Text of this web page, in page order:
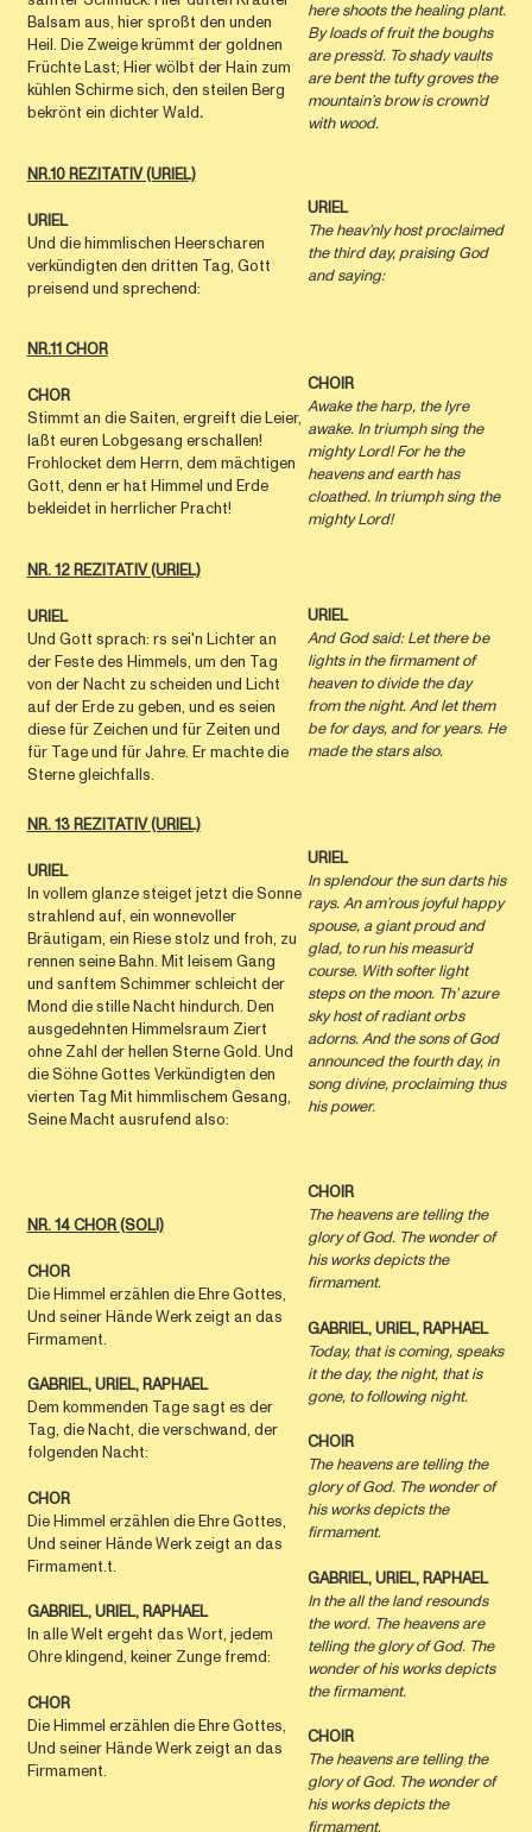
Balsam aus, hier sproßt den unden
Heil. Die Zweige krümmt der goldnen
Früchte Last; Hier wölbt der Hain zum
kühlen Schirme sich, den steilen Berg
bekrönt ein dichter Wald.
here shoots the healing plant.
By loads of fruit the boughs
are press’d. To shady vaults
are bent the tufty groves the
mountain’s brow is crown’d
with wood.
NR.10 REZITATIV (URIEL)
URIEL
Und die himmlischen Heerscharen
verkündigten den dritten Tag, Gott
preisend und sprechend:
URIEL
The heav’nly host proclaimed
the third day, praising God
and saying:
NR.11 CHOR
CHOR
Stimmt an die Saiten, ergreift die Leier,
laßt euren Lobgesang erschallen!
Frohlocket dem Herrn, dem mächtigen
Gott, denn er hat Himmel und Erde
bekleidet in herrlicher Pracht!
CHOIR
Awake the harp, the lyre
awake. In triumph sing the
mighty Lord! For he the
heavens and earth has
cloathed. In triumph sing the
mighty Lord!
NR. 12 REZITATIV (URIEL)
URIEL
Und Gott sprach: rs sei'n Lichter an
der Feste des Himmels, um den Tag
von der Nacht zu scheiden und Licht
auf der Erde zu geben, und es seien
diese für Zeichen und für Zeiten und
für Tage und für Jahre. Er machte die
Sterne gleichfalls.
URIEL
And God said: Let there be
lights in the ﬁrmament of
heaven to divide the day
from the night. And let them
be for days, and for years. He
made the stars also.
NR. 13 REZITATIV (URIEL)
URIEL
In vollem glanze steiget jetzt die Sonne
strahlend auf, ein wonnevoller
Bräutigam, ein Riese stolz und froh, zu
rennen seine Bahn. Mit leisem Gang
und sanftem Schimmer schleicht der
Mond die stille Nacht hindurch. Den
ausgedehnten Himmelsraum Ziert
ohne Zahl der hellen Sterne Gold. Und
die Söhne Gottes Verkündigten den
vierten Tag Mit himmlischem Gesang,
Seine Macht ausrufend also:
URIEL
In splendour the sun darts his
rays.An am’rous joyful happy
spouse, a giant proud and
glad, to run his measur’d
course. With softer light
steps on the moon. Th’ azure
sky host of radiant orbs
adorns. And the sons of God
announced the fourth day, in
song divine, proclaiming thus
his power.
NR. 14 CHOR (SOLI)
CHOR
Die Himmel erzählen die Ehre Gottes,
Und seiner Hände Werk zeigt an das
Firmament.
GABRIEL, URIEL, RAPHAEL
Dem kommenden Tage sagt es der
Tag, die Nacht, die verschwand, der
folgenden Nacht:
CHOR
Die Himmel erzählen die Ehre Gottes,
Und seiner Hände Werk zeigt an das
Firmament.t.
GABRIEL, URIEL, RAPHAEL
In alle Welt ergeht das Wort, jedem
Ohre klingend, keiner Zunge fremd:
CHOR
Die Himmel erzählen die Ehre Gottes,
Und seiner Hände Werk zeigt an das
Firmament.
CHOIR
The heavens are telling the
glory of God. The wonder of
his works depicts the
ﬁrmament.
GABRIEL, URIEL, RAPHAEL
Today, that is coming, speaks
it the day, the night, that is
gone, to following night.
CHOIR
The heavens are telling the
glory of God. The wonder of
his works depicts the
ﬁrmament.
GABRIEL, URIEL, RAPHAEL
In the all the land resounds
the word. The heavens are
telling the glory of God. The
wonder of his works depicts
the ﬁrmament.
CHOIR
The heavens are telling the
glory of God. The wonder of
his works depicts the
ﬁrmament.